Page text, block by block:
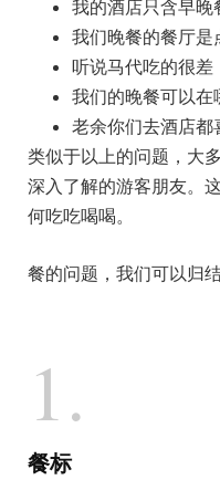
我的酒店只含早晚
我们晚餐的餐厅是
听说马代吃的很差
我们的晚餐可以在
老余你们去酒店都
类似于以上的问题，大
深入了解的游客朋友。
何吃吃喝喝。
餐的问题，我们可以归
1.
餐标